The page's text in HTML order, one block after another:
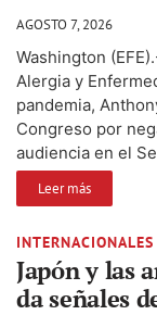
AGOSTO 7, 2026
Washington
Alergia y
pandemia,
Congreso por
audiencia en el
Leer más
INTERNACIONALES
Japón y las
da señales